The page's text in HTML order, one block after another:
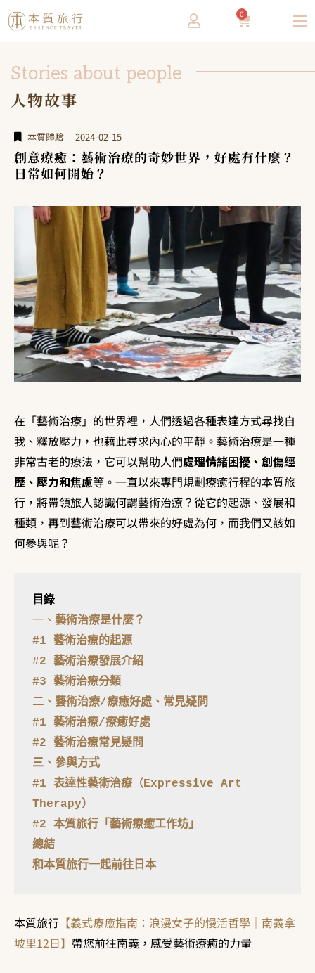
0
Stories about people
人物故事
本質體驗 2024-02-15
創意療癒：藝術治療的奇妙世界，好處有什麼？
日常如何開始？
在「藝術治療」的世界裡，人們透過各種表達方式尋找自
我、釋放壓力，也藉此尋求內心的平靜。藝術治療是一種
非常古老的療法，它可以幫助人們處理情緒困擾、創傷經
歷、壓力和焦慮等。一直以來專門規劃療癒行程的本質旅
行，將帶領旅人認識何謂藝術治療？從它的起源、發展和
種類，再到藝術治療可以帶來的好處為何，而我們又該如
何參與呢？
目錄
一、 藝術治療是什麼？
#1 藝術治療的起源
#2 藝術治療發展介紹
#3 藝術治療分類
二、藝術治療/療癒好處、常見疑問
#1 藝術治療/療癒好處
#2 藝術治療常見疑問
三、參與方式
#1 表達性藝術治療（Expressive Art
#2 本質旅行「藝術療癒工作坊」
總結
和本質旅行一起前往日本
本質旅行 【義式療癒指南：浪漫女子的慢活哲學｜南義拿
坡里12日】 帶您前往南義，感受藝術療癒的力量